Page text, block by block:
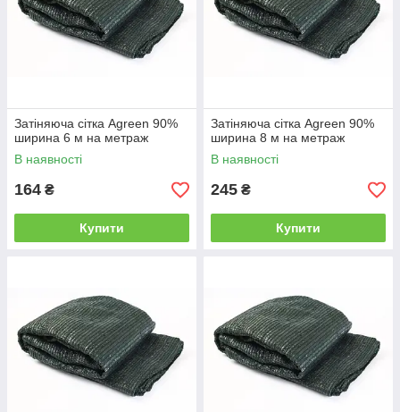
Затіняюча сітка Agreen 90%
ширина 6 м на метраж
В наявності
164 ₴
Купити
Затіняюча сітка Agreen 90%
ширина 8 м на метраж
В наявності
245 ₴
Купити